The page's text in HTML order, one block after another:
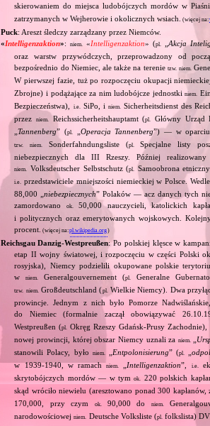
skierowaniem do miejsca ludobójczych mordów w
zatrzymanych w Wejherowie i okolicznych wsiach.
(więcej na:
Puck: Areszt śledczy zarządzany przez Niemców.
«Intelligenzaktion»: niem. «Intelligenzaktion» (pl. „Akcja
oraz warstw przywódczych, przeprowadzony od
bezpośrednio do Niemiec, ale także na terenie tzw. niem.
W pierwszej fazie, tuż po rozpoczęciu okupacji
Zbrojne) i podążające za nim ludobójcze jednostkiniem.
Bezpieczeństwa),
i.e. SiPo, i niem. Sicherheitsdienst des
przezniem. Reichssicherheitshauptamt (pl.
Główny Urząd
„Tannenberg” (pl. Operacja Tannenberg”) — w oparciu
tzw. niem. Sonderfahndungsliste (pl.
Specjalne listy
niebezpiecznych dla III Rzeszy. Później
niem. Volksdeutscher Selbstschutz (pl. Samoobrona
i.e. przedstawiciele mniejszości niemieckiej w Polsce.
88,000 „niebezpiecznych” Polaków — acz danych tych
zamordowano
ok.
50,000 nauczycieli, katolickich
i politycznych oraz emerytowanych wojskowych.
procent. (więcej na:pl.wikipedia.org)
Reichsgau Danzig‐Westpreußen: Po polskiej klęsce w
etap II wojny światowej, i rozpoczęciu w części Polski
rosyjska), Niemcy podzielili okupowane polskie
wniem. Generalgouvernement (pl. Generalne
tzw. niem. Großdeutschland (pl. Wielkie Niemcy). Dwa
prowincje. Jednym z nich było Pomorze
do Niemiec (formalnie zaczął obowiązywać
Westpreußen (pl. Okręg Rzeszy Gdańsk‐Prusy
nowej prowincji, której obszar Niemcy uznali za niem.
stanowili Polacy, było
niem. Entpolonisierung” (pl.
w 1939‐1940, w ramachniem. Intelligenzaktion”, i.e.
skrytobójczych mordów — w tymok. 220 polskich
skąd wróciło niewielu (aresztowano ponad 300
170,000, przy czym
ok. 90,000 do niem.
narodowościowejniem. Deutsche Volksliste (pl. folkslista)